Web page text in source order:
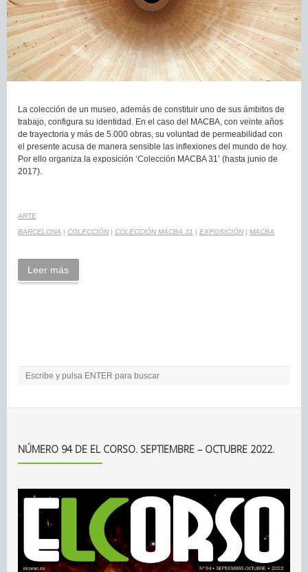
La colección de un museo, además de constituir uno de sus ámbitos de
trabajo, configura su identidad. En el caso del MACBA, con veinte años
de trayectoria y más de 5.000 obras, su voluntad de permeabilidad con
el presente acusa de manera sensible las inflexiones del mundo de hoy.
Por ello organiza la exposición ‘Colección MACBA 31’ (hasta junio de
2017).
ARTE
BARCELONA | COLECCIÓN | COLECCIÓN MACBA 31 | EXPOSICIÓN | MACBA
Leer más
NÚMERO 94 DE EL CORSO. SEPTIEMBRE – OCTUBRE 2022.